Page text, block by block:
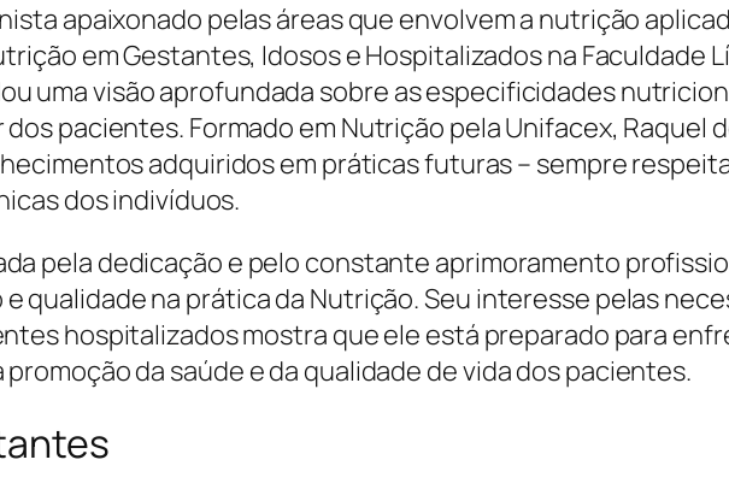
apaixonado pelas áreas que envolvem a nutrição
em Gestantes, Idosos e Hospitalizados na Faculdade
uma visão aprofundada sobre as especificidades
pacientes. Formado em Nutrição pela Unifacex,
adquiridos em práticas futuras – sempre
dos indivíduos.
pela dedicação e pelo constante aprimoramento
qualidade na prática da Nutrição. Seu interesse pelas
hospitalizados mostra que ele está preparado para
da saúde e da qualidade de vida dos pacientes.